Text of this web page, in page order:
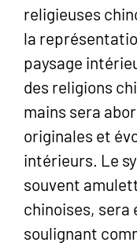
religieuses
la
paysage
des religions
mains sera
originales et
intérieurs. Le
souvent
chinoises, sera
soulignant